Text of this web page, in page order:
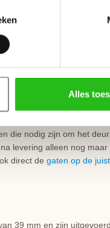
Alles
voor een druk
zijn frisse
laklaag krijgt.
maar inclusief
de juiste boringen
die nodig zijn om het
levering alleen nog maar
direct de gaten op de
39 mm en zijn